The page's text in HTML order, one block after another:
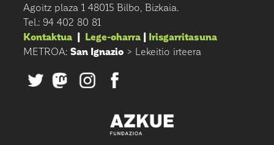
Agoitz plaza 1 48015 Bilbo, Bizkaia.
Tel.: 94 402 80 81
Kontaktua | Lege-oharra | Irisgarritasuna
METROA: San Ignazio > Lekeitio irteera